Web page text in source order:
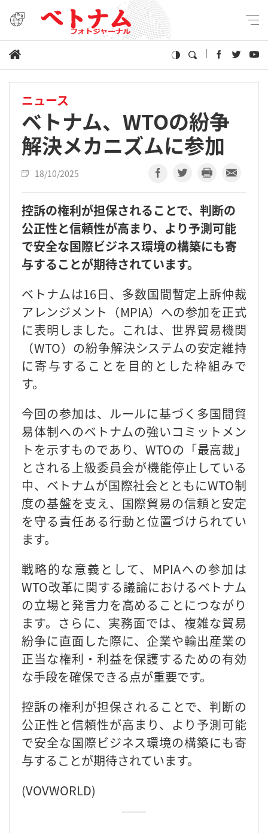
ニュース
ベトナム、WTOの紛争
解決メカニズムに参加
18/10/2025
控訴の権利が担保されることで、判断の
公正性と信頼性が高まり、より予測可能
で安全な国際ビジネス環境の構築にも寄
与することが期待されています。
ベトナムは16日、多数国間暫定上訴仲裁
アレンジメント（MPIA）への参加を正式
に表明しました。これは、世界貿易機関
（WTO）の紛争解決システムの安定維持
に寄与することを目的とした枠組みで
す。
今回の参加は、ルールに基づく多国間貿
易体制へのベトナムの強いコミットメン
トを示すものであり、WTOの「最高裁」
とされる上級委員会が機能停止している
中、ベトナムが国際社会とともにWTO制
度の基盤を支え、国際貿易の信頼と安定
を守る責任ある行動と位置づけられてい
ます。
戦略的な意義として、MPIAへの参加は
WTO改革に関する議論におけるベトナム
の立場と発言力を高めることにつながり
ます。さらに、実務面では、複雑な貿易
紛争に直面した際に、企業や輸出産業の
正当な権利・利益を保護するための有効
な手段を確保できる点が重要です。
控訴の権利が担保されることで、判断の
公正性と信頼性が高まり、より予測可能
で安全な国際ビジネス環境の構築にも寄
与することが期待されています。
(VOVWORLD)